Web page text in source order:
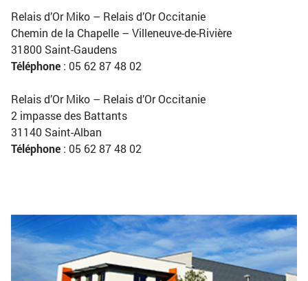
Relais d’Or Miko – Relais d’Or Occitanie
Chemin de la Chapelle – Villeneuve-de-Rivière
31800 Saint-Gaudens
Téléphone : 05 62 87 48 02
Relais d’Or Miko – Relais d’Or Occitanie
2 impasse des Battants
31140 Saint-Alban
Téléphone : 05 62 87 48 02